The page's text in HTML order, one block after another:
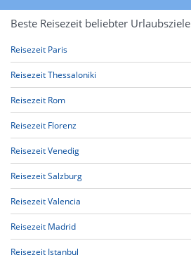
Beste Reisezeit beliebter Urlaubsziele
Reisezeit Paris
Reisezeit Thessaloniki
Reisezeit Rom
Reisezeit Florenz
Reisezeit Venedig
Reisezeit Salzburg
Reisezeit Valencia
Reisezeit Madrid
Reisezeit Istanbul